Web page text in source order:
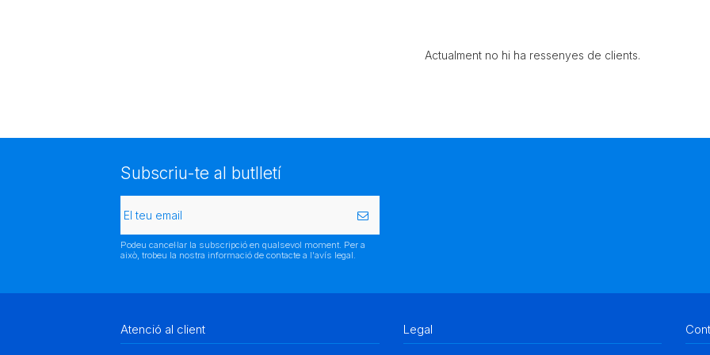
Actualment no hi ha ressenyes de clients.
Subscriu-te al butlletí
Podeu cancel·lar la subscripció en qualsevol moment. Per a
això, trobeu la nostra informació de contacte a l'avís legal.
Atenció al client Legal